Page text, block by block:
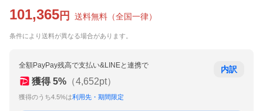
101,365 円 送料無料 （全国一律）
条件により送料が異なる場合があります。
全額PayPay残高で支払い&LINEと連携で
獲得 5% （4,652pt）
獲得のうち4.5%は利用先・期間限定
内訳